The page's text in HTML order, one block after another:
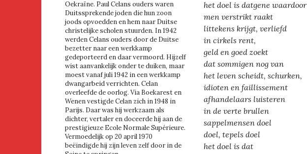
het doel is datgene waardoor
men verstrikt raakt
littekens krijgt, verliefd
in cirkels rent,
geld en goed zoekt
dat sommigen nog van
het leven scheidt, schurken,
idioten en faillissement
afhandelaars luisteren
in de verte brullen
sappelmensen doel
doel, tepels doel
het doel is dat
Oekraïne. Paul Celans ouders waren
Duitssprekende joden die hun zoon
joods opvoedden en hem naar Duitse
christelijke scholen stuurden. In 1942
werden Celans ouders door de Duitse
bezetter naar een werkkamp
gedeporteerd en daar vermoord. Hijzelf
wist aanvankelijk onder te duiken, maar
moest vanaf juli 1942 in een werkkamp
dwangarbeid verrichten. Celan
overleefde de oorlog. Via Boekarest en
Wenen vestigde Celan zich in 1948 in
Parijs. Daar was hij werkzaam als
dichter, vertaler en doceerde hij aan de
prestigieuze Ecole Normale Supérieure.
Vermoedelijk op 20 april 1970
beëindigde hij zijn leven zelf door in de